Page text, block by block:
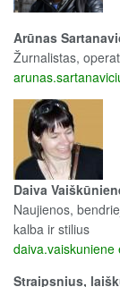
Arūnas
Žurnalistas,
Daiva
Naujienos,
kalba ir stilius
daiva.vaiskuniene
Straipsnius,